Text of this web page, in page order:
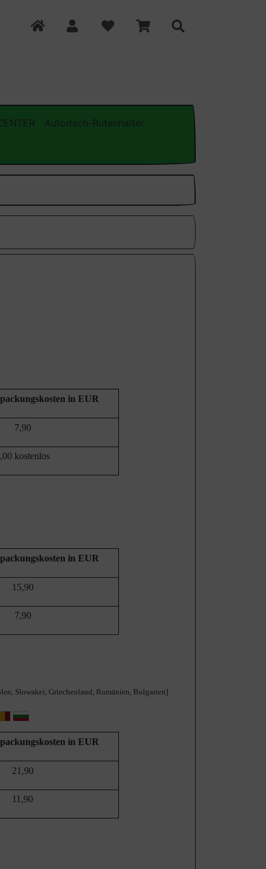
Autodach-Rutenhalter
in EUR
7,90
kostenlos
in EUR
15,90
7,90
Slowakei, Griechenland, Rumänien, Bulgarien]
in EUR
21,90
11,90